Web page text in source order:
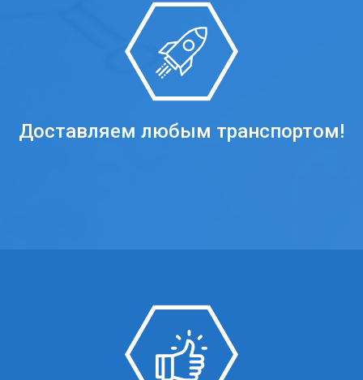
Доставляем любым транспортом!